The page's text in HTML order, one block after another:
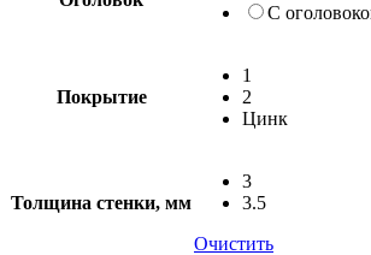
С
Покрытие
1
2
Цинк
Толщина стенки, мм
3
3.5
Очистить